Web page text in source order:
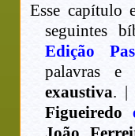
Esse capítulo
seguintes
Edição
palavras e
exaustiva. |
Figueiredo